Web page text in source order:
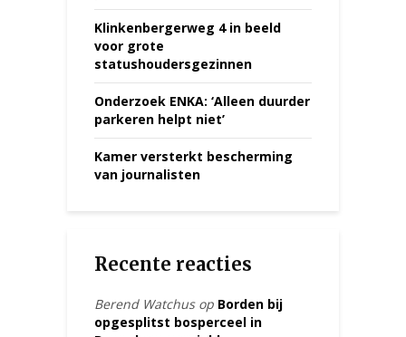
Klinkenbergerweg 4 in beeld
voor grote
statushoudersgezinnen
Onderzoek ENKA: ‘Alleen duurder
parkeren helpt niet’
Kamer versterkt bescherming
van journalisten
Recente reacties
Berend Watchusop Borden bij
opgesplitst bosperceel in